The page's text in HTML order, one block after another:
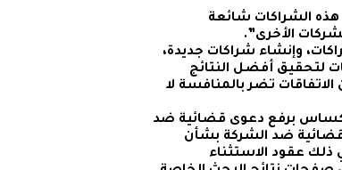
الشراكات شائعة
الأخرى”.
وإنشاء شراكات جديدة،
لتحقيق أفضل النتائج
الاتفاقات تضر بالمنافسة لا
تكساس برفع دعوى قضائية ضد
وإقليما دعوى قضائية ضد الشركة بشأن
ذلك عقود الاستثناء